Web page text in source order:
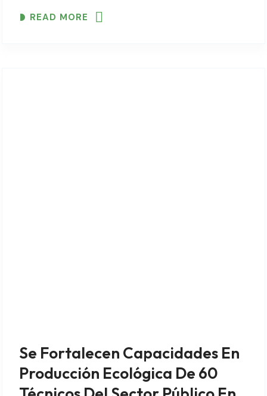
ecológicos frescos y transformados, además..
READ MORE
Se Fortalecen Capacidades En
Producción Ecológica De 60